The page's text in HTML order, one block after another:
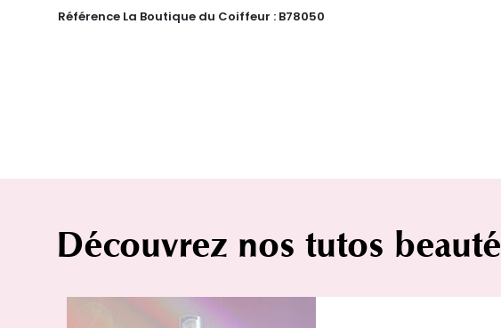
Référence La Boutique du Coiffeur : B78050
Découvrez nos tutos beauté